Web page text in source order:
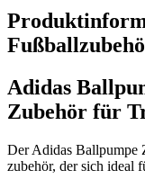
Adidas
Zubehör für
Der Adidas Ballpumpe
zubehör, der sich ideal